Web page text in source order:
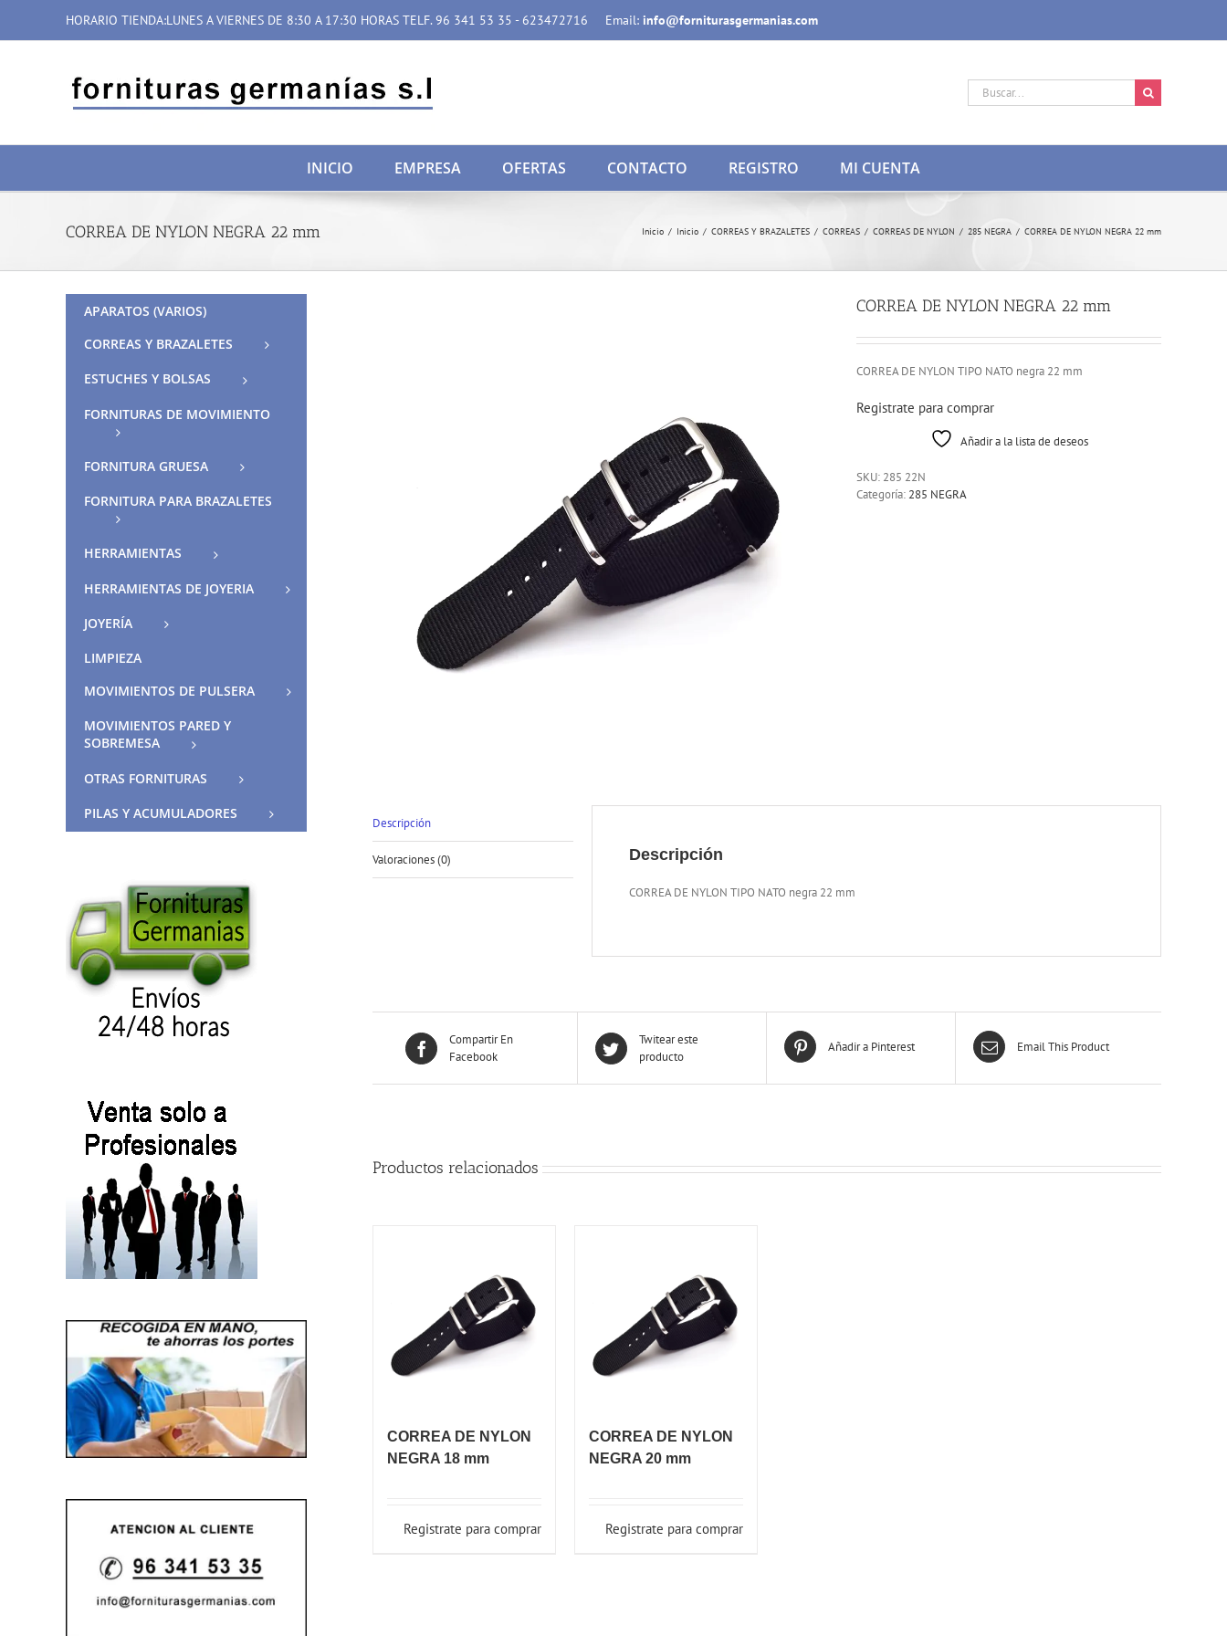
contenido
HORARIO TIENDA:LUNES A VIERNES DE 8:30 A 17:30 HORAS TELF. 96 341 53 35 - 623472716 Email: info@forniturasgermanias.com
Buscar:
INICIO EMPRESA OFERTAS CONTACTO REGISTRO MI CUENTA
CORREA DE NYLON NEGRA 22 mm Inicio / Inicio / CORREAS Y BRAZALETES / CORREAS / CORREAS DE NYLON / 285 NEGRA / CORREA DE NYLON NEGRA 22 mm
CORREA DE NYLON NEGRA 22 mm
CORREA DE NYLON TIPO NATO negra 22 mm
Registrate para comprar
Añadir a la lista de deseos
SKU: 285 22N
Categoría: 285 NEGRA
Descripción
Valoraciones (0) Descripción
CORREA DE NYLON TIPO NATO negra 22 mm
Compartir En
Facebook
Twitear este
producto
Añadir a Pinterest Email This Product
Productos relacionados
CORREA DE NYLON
NEGRA 18 mm
Registrate para comprar
CORREA DE NYLON
NEGRA 20 mm
Registrate para comprar
APARATOS (VARIOS)
CORREAS Y BRAZALETES
ESTUCHES Y BOLSAS
FORNITURAS DE MOVIMIENTO
FORNITURA GRUESA
FORNITURA PARA BRAZALETES
HERRAMIENTAS
HERRAMIENTAS DE JOYERIA
JOYERÍA
LIMPIEZA
MOVIMIENTOS DE PULSERA
MOVIMIENTOS PARED Y
SOBREMESA
OTRAS FORNITURAS
PILAS Y ACUMULADORES